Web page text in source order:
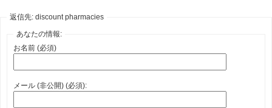
返信先: discount pharmacies
あなたの情報:
お名前 (必須)
メール (非公開) (必須):